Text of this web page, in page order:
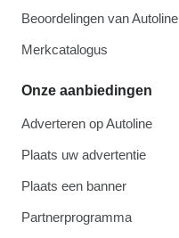
Beoordelingen van Autoline
Merkcatalogus
Onze aanbiedingen
Adverteren op Autoline
Plaats uw advertentie
Plaats een banner
Partnerprogramma